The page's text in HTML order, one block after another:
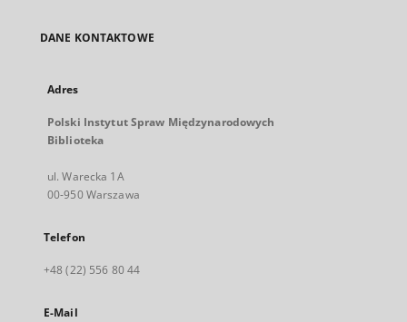
DANE KONTAKTOWE
Adres
Polski Instytut Spraw Międzynarodowych
Biblioteka
ul. Warecka 1A
00-950 Warszawa
Telefon
+48 (22) 556 80 44
E-Mail